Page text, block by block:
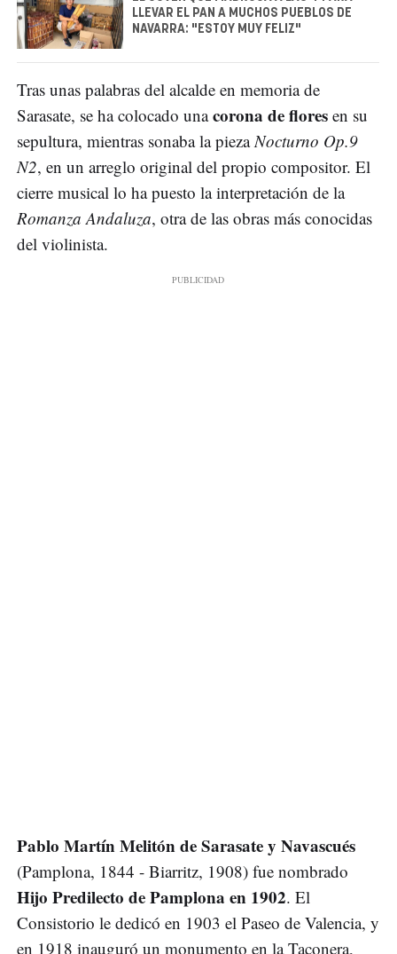
LLEVAR EL PAN A MUCHOS PUEBLOS DE
NAVARRA: "ESTOY MUY FELIZ"
Tras unas palabras del alcalde en memoria de
Sarasate, se ha colocado unacorona de flores en su
sepultura, mientras sonaba la piezaNocturno Op.9
N2, en un arreglo original del propio compositor. El
cierre musical lo ha puesto la interpretación de la
Romanza Andaluza, otra de las obras más conocidas
del violinista.
Pablo Martín Melitón de Sarasate y Navascués
(Pamplona, 1844 - Biarritz, 1908) fue nombrado
Hijo Predilecto de Pamplona en 1902. El
Consistorio le dedicó en 1903 el Paseo de Valencia, y
en 1918 inauguró un monumento en la Taconera,